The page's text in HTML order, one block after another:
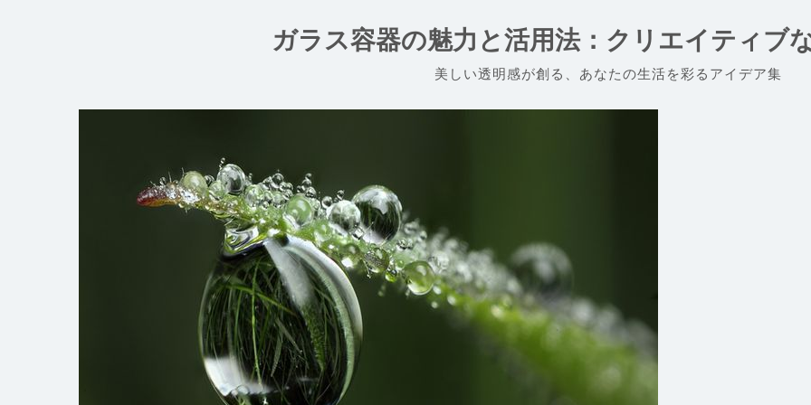
ガラス容器の魅力と活用法：クリエイティブ
美しい透明感が創る、あなたの生活を彩るアイデア集